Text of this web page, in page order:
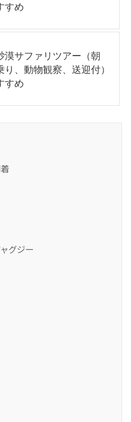
すめ
漠サファリツアー（朝
、動物観察、送迎付）
すめ
グジー